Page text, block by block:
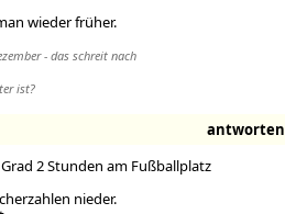
wieder früher.
- das schreit nach
ist?
antworten
2 Stunden am Fußballplatz
nieder.